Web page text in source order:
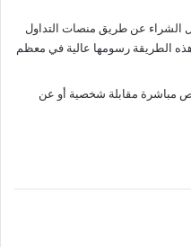
الشراء عن طريق منصات التداول
هذه الطريقة رسومها عالية في معظم
مباشرة مقابلة شخصية أو عن